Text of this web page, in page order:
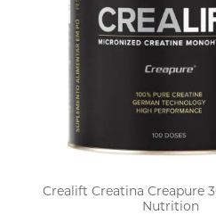
Crealift Creatina Creapure
Nutrition